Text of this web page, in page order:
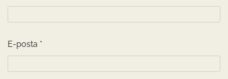
E-posta *